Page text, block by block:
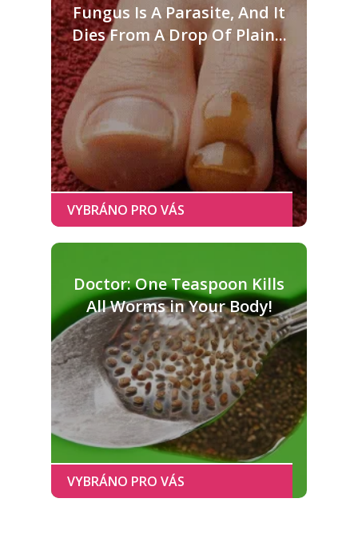
Fungus Is A Parasite, And It
Dies From A Drop Of Plain...
Doctor: One Teaspoon Kills
All Worms in Your Body!